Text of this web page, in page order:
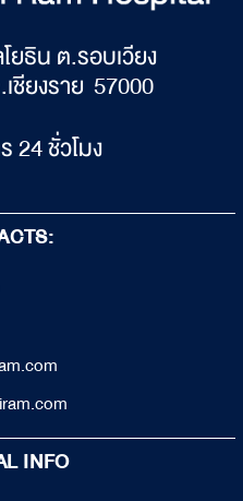
ยธิน ต.รอบเวียง
.เชียงราย 57000
24 ชั่วโมง
INFO